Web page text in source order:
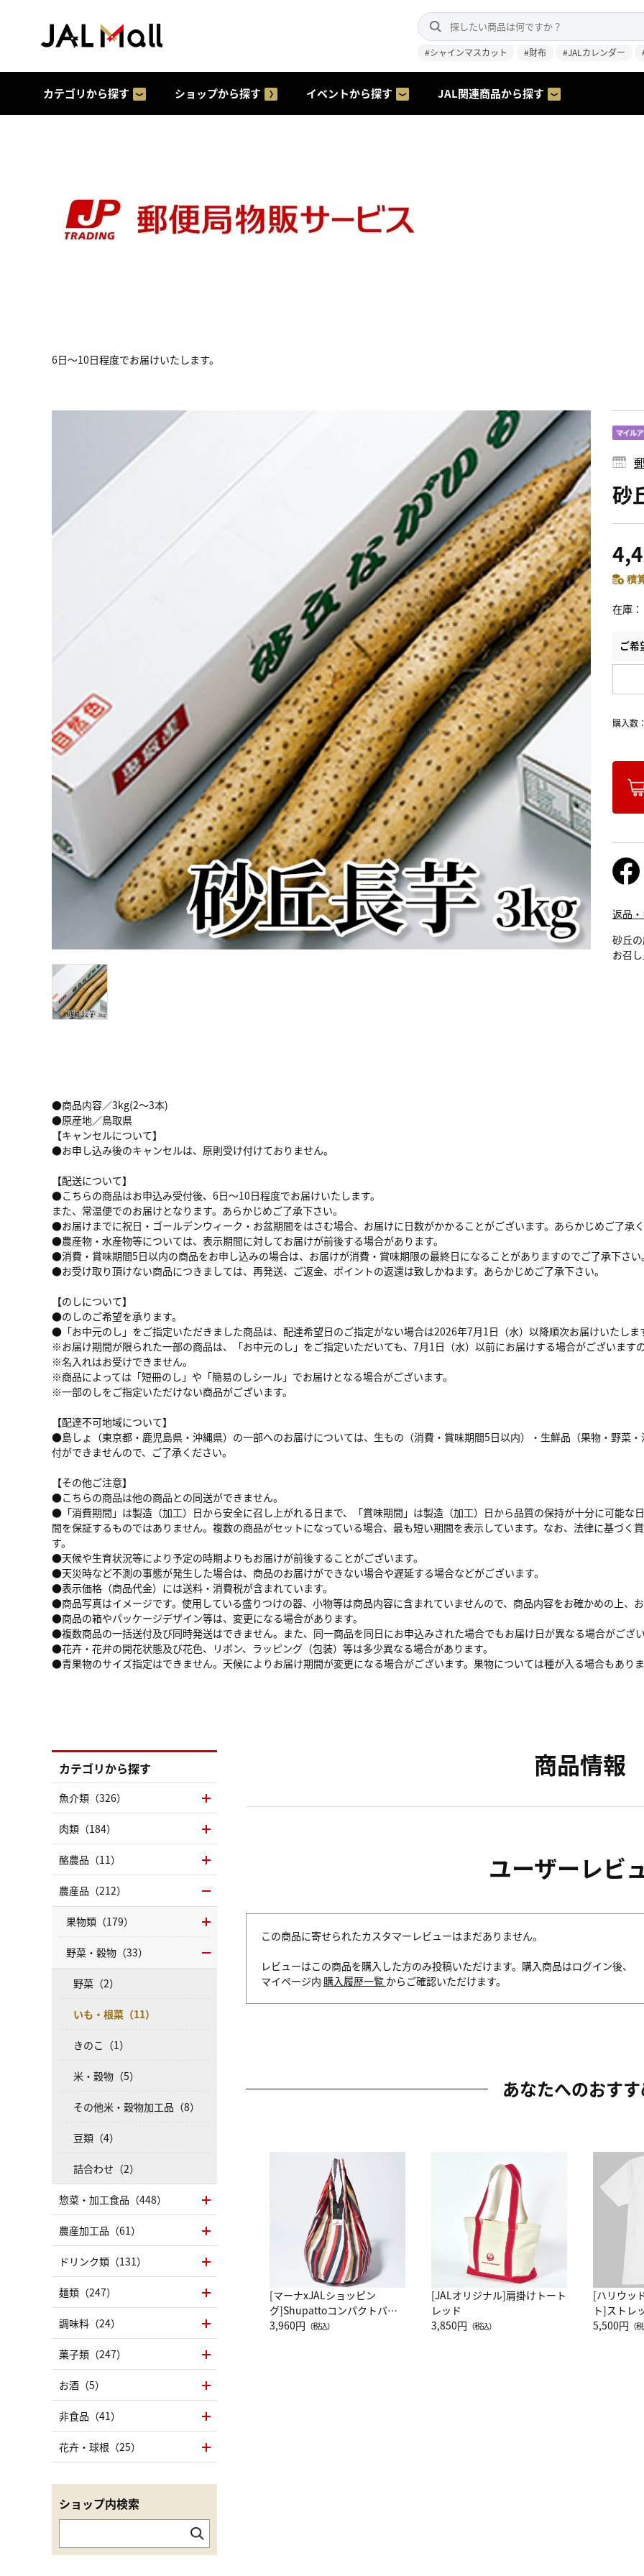
#シャインマスカット #財布 #JALカレンダー
カテゴリから探す ショップから探す イベントから探す JAL関連商品から探す
6日～10日程度でお届けいたします。
砂
積
在庫
ご希
購入数：
返品
砂丘
お召
●商品内容／3kg(2～3本)
●原産地／鳥取県
【キャンセルについて】
●お申し込み後のキャンセルは、原則受け付けておりません。
【配送について】
●こちらの商品はお申込み受付後、6日～10日程度でお届けいたします。
また、常温便でのお届けとなります。あらかじめご了承下さい。
●お届けまでに祝日・ゴールデンウィーク・お盆期間をはさむ場合、お届けに日数がかかることがございます。あらかじめご了承く
●農産物・水産物等については、表示期間に対してお届けが前後する場合があります。
●消費・賞味期間5日以内の商品をお申し込みの場合は、お届けが消費・賞味期限の最終日になることがありますのでご了承下さい。
●お受け取り頂けない商品につきましては、再発送、ご返金、ポイントの返還は致しかねます。あらかじめご了承下さい。
【のしについて】
●のしのご希望を承ります。
●「お中元のし」をご指定いただきました商品は、配達希望日のご指定がない場合は2026年7月1日（水）以降順次お届けいたしま
※お届け期間が限られた一部の商品は、「お中元のし」をご指定いただいても、7月1日（水）以前にお届けする場合がございます
※名入れはお受けできません。
※商品によっては「短冊のし」や「簡易のしシール」でお届けとなる場合がございます。
※一部のしをご指定いただけない商品がございます。
【配達不可地域について】
●島しょ（東京都・鹿児島県・沖縄県）の一部へのお届けについては、生もの（消費・賞味期間5日以内）・生鮮品（果物・野菜
付ができませんので、ご了承ください。
【その他ご注意】
●こちらの商品は他の商品との同送ができません。
●「消費期間」は製造（加工）日から安全に召し上がれる日まで、「賞味期間」は製造（加工）日から品質の保持が十分に可能な
間を保証するものではありません。複数の商品がセットになっている場合、最も短い期間を表示しています。なお、法律に基づく
す。
●天候や生育状況等により予定の時期よりもお届けが前後することがございます。
●天災時など不測の事態が発生した場合は、商品のお届けができない場合や遅延する場合などがございます。
●表示価格（商品代金）には送料・消費税が含まれています。
●商品写真はイメージです。使用している盛りつけの器、小物等は商品内容に含まれていませんので、商品内容をお確かめの上、お
●商品の箱やパッケージデザイン等は、変更になる場合があります。
●複数商品の一括送付及び同時発送はできません。また、同一商品を同日にお申込みされた場合でもお届け日が異なる場合がござ
●花卉・花弁の開花状態及び花色、リボン、ラッピング（包装）等は多少異なる場合があります。
●青果物のサイズ指定はできません。天候によりお届け期間が変更になる場合がございます。果物については種が入る場合もありま
商品情報
ユーザーレビ
この商品に寄せられたカスタマーレビューはまだありません。
レビューはこの商品を購入した方のみ投稿いただけます。購入商品はログイン後、
マイページ内 購入履歴一覧 からご確認いただけます。
あなたへのおす
[マーナxJALショッピン
グ]Shupattoコンパクトバッ
グ Drop JAL客室乗務員
3,960円 （税込）
[JALオリジナル]肩掛けトート
レッド
3,850円 （税込）
[ハリウッ
ト]ストレ
ーネック別
5,500円 （
カテゴリから探す
魚介類（326）
肉類（184）
酪農品（11）
農産品（212）
果物類（179）
野菜・穀物（33）
野菜（2）
いも・根菜（11）
きのこ（1）
米・穀物（5）
その他米・穀物加工品（8）
豆類（4）
詰合わせ（2）
惣菜・加工食品（448）
農産加工品（61）
ドリンク類（131）
麺類（247）
調味料（24）
菓子類（247）
お酒（5）
非食品（41）
花卉・球根（25）
ショップ内検索